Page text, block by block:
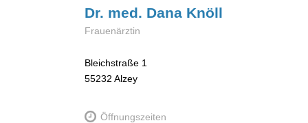
Dr. med. Dana Knöll
Frauenärztin
Bleichstraße 1
55232 Alzey
Öffnungszeiten